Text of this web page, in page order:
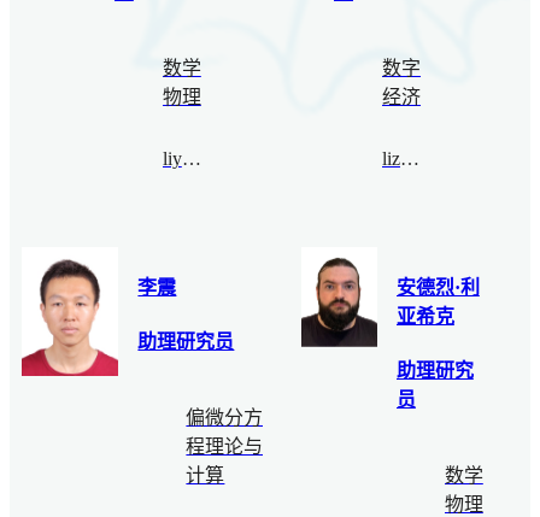
数学
物理
liyong@bimsa.cn
数字
经济
lizhen@bimsa.cn
李震
助理研究员
偏微分方
程理论与
计算
安德烈·利
亚希克
助理研究
员
数学
物理